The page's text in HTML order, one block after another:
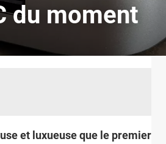
du moment
et luxueuse que le premier